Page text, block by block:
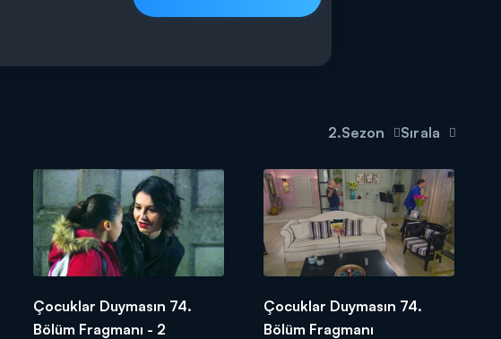
2.Sezon Sırala
Çocuklar Duymasın 74.
Bölüm Fragmanı - 2
Çocuklar Duymasın 74.
Bölüm Fragmanı